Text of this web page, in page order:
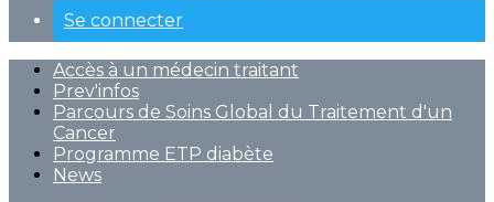
Se connecter
Accès à un médecin traitant
Prev'infos
Parcours de Soins Global du Traitement d'un
Cancer
Programme ETP diabète
News